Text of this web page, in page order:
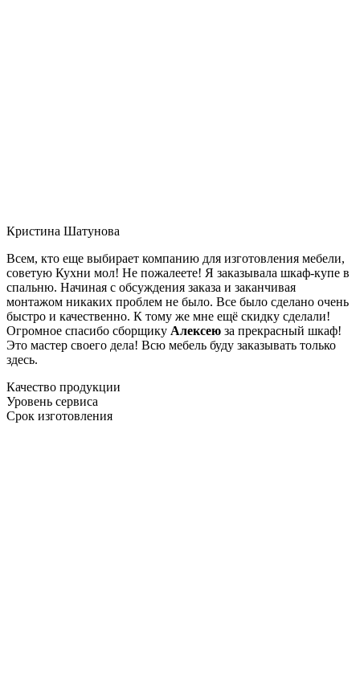
Кристина Шатунова
Всем, кто еще выбирает компанию для изготовления мебели,
советую Кухни мол! Не пожалеете! Я заказывала шкаф-купе в
спальню. Начиная с обсуждения заказа и заканчивая
монтажом никаких проблем не было. Все было сделано очень
быстро и качественно. К тому же мне ещё скидку сделали!
Огромное спасибо сборщику Алексею за прекрасный шкаф!
Это мастер своего дела! Всю мебель буду заказывать только
здесь.
Качество продукции
Уровень сервиса
Срок изготовления